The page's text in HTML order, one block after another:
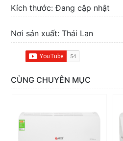
Kích thước: Đang cập nhật
Nơi sản xuất: Thái Lan
CÙNG CHUYÊN MỤC